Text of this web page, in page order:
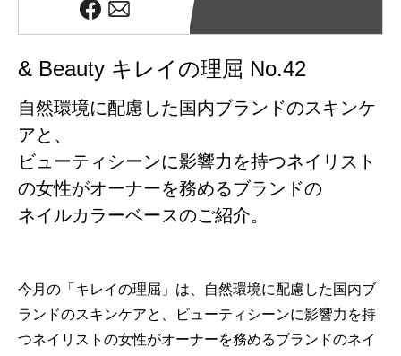
& Beauty キレイの理屈 No.42
自然環境に配慮した国内ブランドのスキンケ
アと、
ビューティシーンに影響力を持つネイリスト
の女性がオーナーを務めるブランドの
ネイルカラーベースのご紹介。
今月の「キレイの理屈」は、自然環境に配慮した国内ブ
ランドのスキンケアと、ビューティシーンに影響力を持
つネイリストの女性がオーナーを務めるブランドのネイ